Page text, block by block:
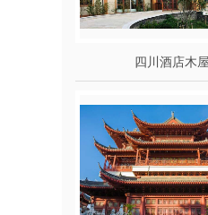
四川酒店木屋